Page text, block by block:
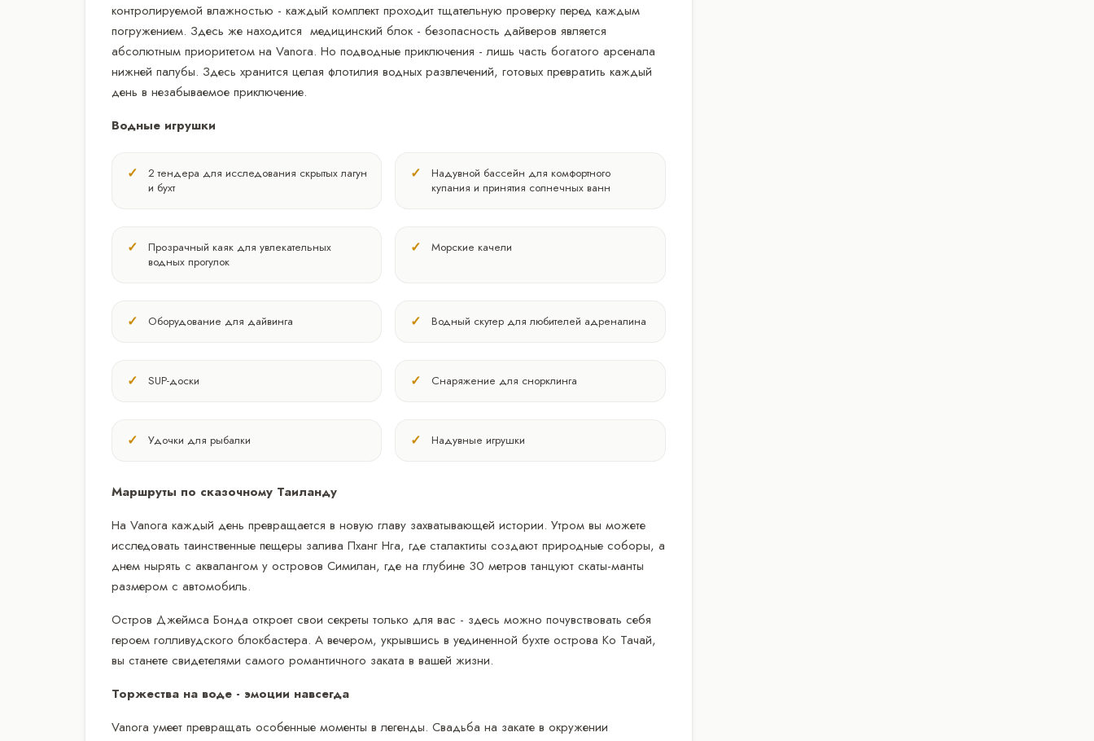
контролируемой влажностью - каждый комплект проходит тщательную проверку перед каждым
погружением. Здесь же находится медицинский блок - безопасность дайверов является
абсолютным приоритетом на Vanora. Но подводные приключения - лишь часть богатого арсенала
нижней палубы. Здесь хранится целая флотилия водных развлечений, готовых превратить каждый
день в незабываемое приключение.
Водные игрушки
2 тендера для исследования скрытых лагун
и бухт
Надувной бассейн для комфортного
купания и принятия солнечных ванн
Прозрачный каяк для увлекательных
водных прогулок
Морские качели
Оборудование для дайвинга Водный скутер для любителей адреналина
SUP-доски Снаряжение для снорклинга
Удочки для рыбалки Надувные игрушки
Маршруты по сказочному Таиланду
На Vanora каждый день превращается в новую главу захватывающей истории. Утром вы можете
исследовать таинственные пещеры залива Пханг Нга, где сталактиты создают природные соборы, а
днем нырять с аквалангом у островов Симилан, где на глубине 30 метров танцуют скаты-манты
размером с автомобиль.
Остров Джеймса Бонда откроет свои секреты только для вас - здесь можно почувствовать себя
героем голливудского блокбастера. А вечером, укрывшись в уединенной бухте острова Ко Тачай,
вы станете свидетелями самого романтичного заката в вашей жизни.
Торжества на воде - эмоции навсегда
Vanora умеет превращать особенные моменты в легенды. Свадьба на закате в окружении